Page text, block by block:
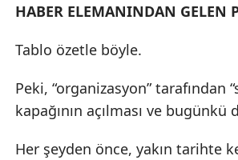
HABER ELEMANINDAN GELEN
Tablo özetle böyle.
Peki, “organizasyon” tarafından
kapağının açılması ve
Her şeyden önce, yakın tarihte